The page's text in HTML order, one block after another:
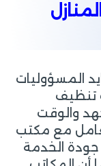
المسؤوليات
تنظيف
والوقت
مع مكتب
الخدمة